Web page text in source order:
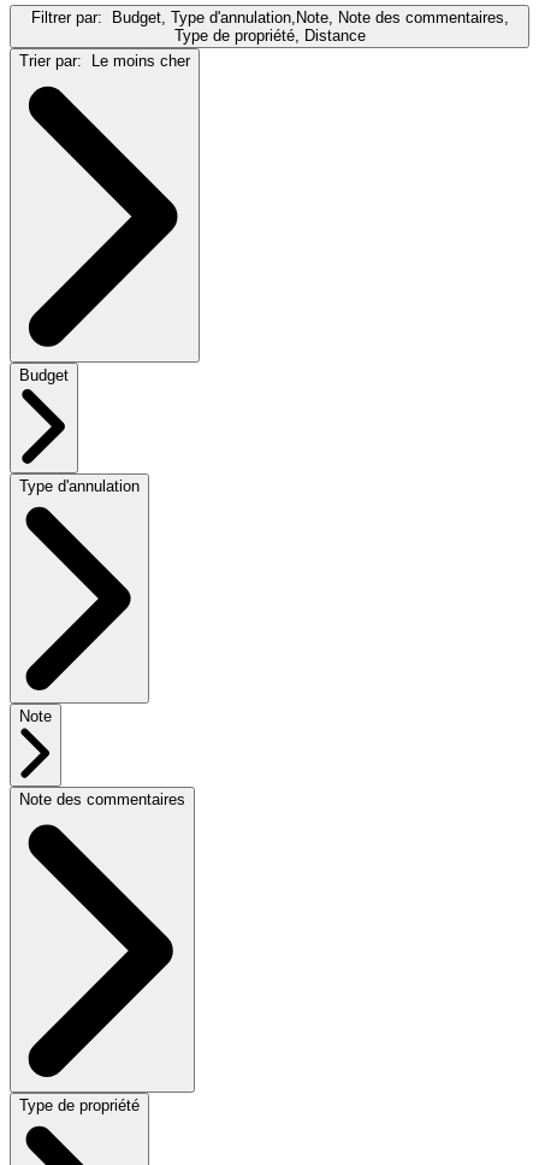
Filtrer par:
Budget, Type d'annulation,Note, Note des commentaires,
Type de propriété, Distance
Trier par:
Le moins cher
Budget
Type d'annulation
Note
Note des commentaires
Type de propriété